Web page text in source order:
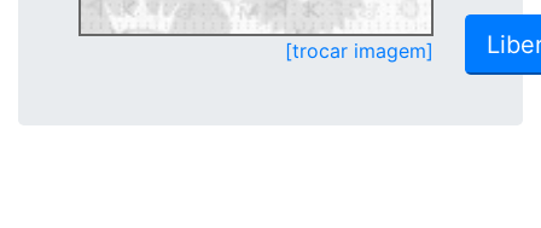
[trocar imagem]